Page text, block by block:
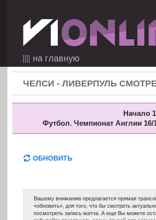
на главную
ЧЕЛСИ - ЛИВЕРПУЛЬ
Начало
Футбол. Чемпионат Англии 16/
ОБНОВИТЬ
Вашему вниманию предлагается прямая
«обновить», для того, что бы смотреть
посмотреть запись матча. А еще Вы можете